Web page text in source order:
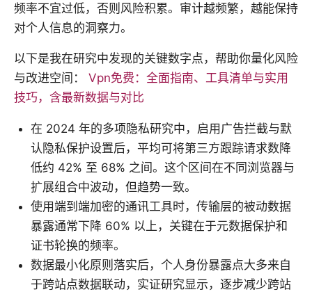
频率不宜过低，否则风险积累。审计越频繁，越能保持
对个人信息的洞察力。
以下是我在研究中发现的关键数字点，帮助你量化风险
与改进空间： Vpn免费：全面指南、工具清单与实用
技巧，含最新数据与对比
在 2024 年的多项隐私研究中，启用广告拦截与默
认隐私保护设置后，平均可将第三方跟踪请求数降
低约 42% 至 68% 之间。这个区间在不同浏览器与
扩展组合中波动，但趋势一致。
使用端到端加密的通讯工具时，传输层的被动数据
暴露通常下降 60% 以上，关键在于元数据保护和
证书轮换的频率。
数据最小化原则落实后，个人身份暴露点大多来自
于跨站点数据联动，实证研究显示，逐步减少跨站